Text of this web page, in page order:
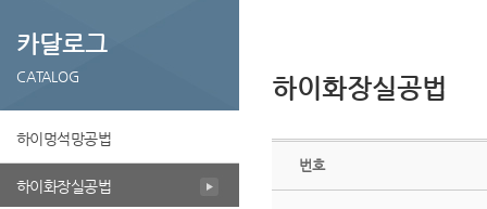
카달로그
CATALOG
하이멍석망공법
하이화장실공법
하이화장실공법
번호